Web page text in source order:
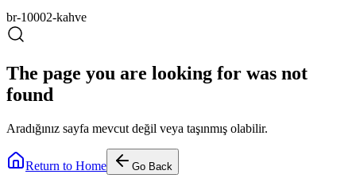
br-10002-kahve
The page you are looking for was not
found
Aradığınız sayfa mevcut değil veya taşınmış olabilir.
Return to Home Go Back